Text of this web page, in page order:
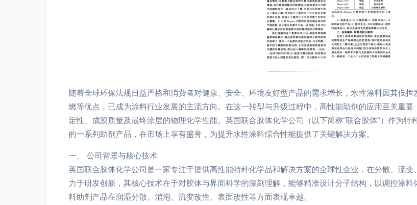
随着全球环保法规日益严格和消费者对健康、安全、环境友好型产品的需求增长，水性涂料因其低
燃等优点，已成为涂料行业发展的主流方向。在这一转型与升级过程中，高性能助剂的应用至关重
定性、成膜质量及最终涂层的物理化学性能。英国联合胶体化学公司（以下简称“联合胶体”）作为
的一系列助剂产品，在市场上享有盛誉，为提升水性涂料综合性能提供了关键解决方案。
一、 公司背景与核心技术
英国联合胶体化学公司是一家专注于提供高性能特种化学品和解决方案的全球性企业，在分散、流
力于研发创新，其核心技术在于对胶体与界面科学的深刻理解，能够精准设计分子结构，以调控涂
料助剂产品在润湿分散、消泡、流变改性、表面改性等方面表现卓越。